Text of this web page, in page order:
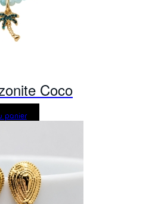
Coco
panier